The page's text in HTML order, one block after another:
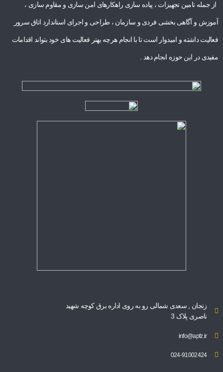
از جمله تامین تجهیزات ، پیاده سازی راهکارهای امن سازی و مقاوم سازی ،
آموزش و آگاهی بخشی فردی و سازمان ، طراحی و اجرای استاندارد اتاق سرور
فعالیت داشته و امیدوار است تا با انجام هرچه بهتر فعالیت های خود بتواند اقدامات
مفیدی در این حوزه انجام دهد .
زنجان , سعدی شمالی رو به روی اداره برق کوچه شهید
ناصری پلاک 3
info@apfz.ir
024-91002424